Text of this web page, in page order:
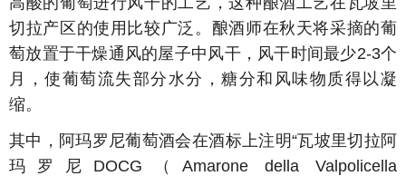
切拉产区的使用比较广泛。酿酒师在秋天将采摘的葡
萄放置于干燥通风的屋子中风干，风干时间最少2-3个
月，使葡萄流失部分水分，糖分和风味物质得以凝
缩。
其中，阿玛罗尼葡萄酒会在酒标上注明“瓦坡里切拉阿
玛罗尼DOCG（Amarone della Valpolicella